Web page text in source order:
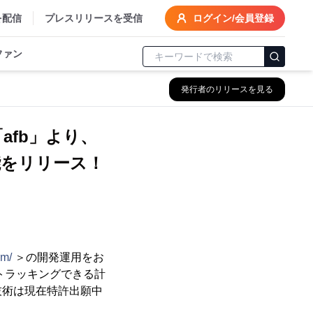
配信 プレスリリースを受信 ログイン/会員登録
ァン
発行者のリリースを見る
」より、
リリース！
＞の開発運用をお
ラッキングできる計
は現在特許出願中